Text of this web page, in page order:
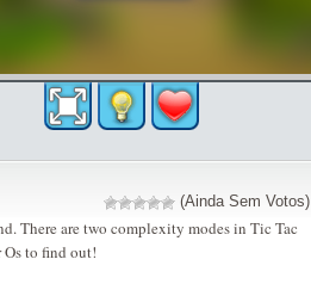
(Ainda Sem Votos)
There are two complexity modes in Tic Tac
to find out!